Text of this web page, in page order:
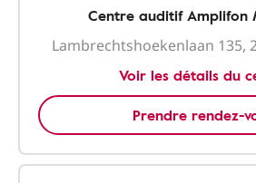
Centre auditif Amplifon
Lambrechtshoekenlaan 135,
Voir les détails du
Prendre rendez-